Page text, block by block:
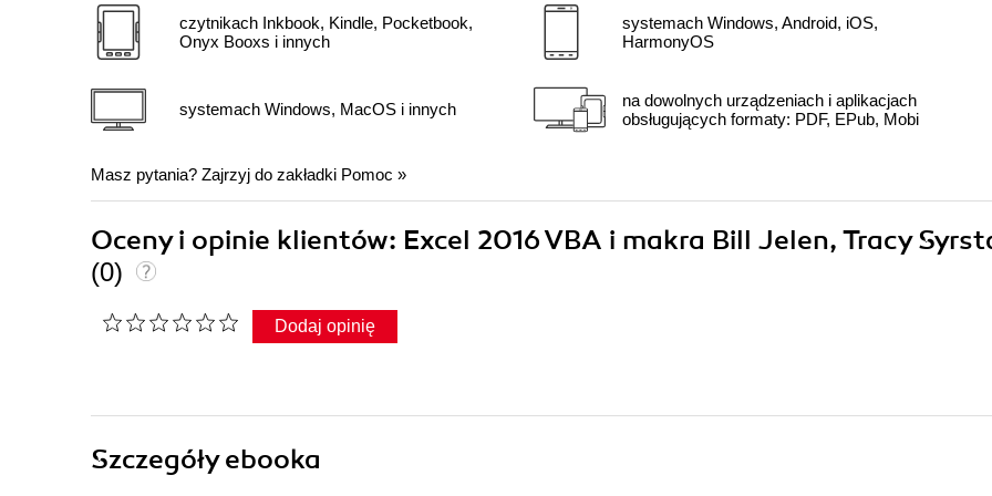
czytnikach Inkbook, Kindle, Pocketbook,
Onyx Booxs i innych
systemach Windows, MacOS i innych
systemach Windows, Android, iOS,
HarmonyOS
na dowolnych urządzeniach i aplikacjach
obsługujących formaty: PDF, EPub, Mobi
Masz pytania? Zajrzyj do zakładki Pomoc »
Oceny i opinie klientów: Excel 2016 VBA i makra Bill Jelen, Tracy
(0)
Dodaj opinię
Szczegółyebooka